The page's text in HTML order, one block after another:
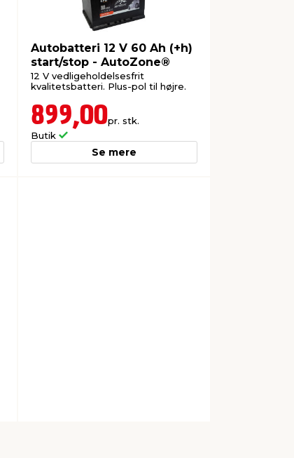
Autobatteri 12 V 60 Ah (+h)
start/stop - AutoZone®
12 V vedligeholdelsesfrit
kvalitetsbatteri. Plus-pol til højre.
899,00pr. stk.
Butik
Se mere